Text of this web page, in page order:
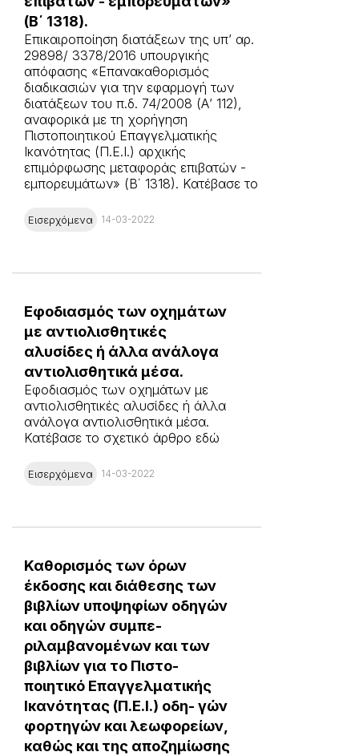
(Β΄ 1318).
Επικαιροποίηση διατάξεων της υπ’ αρ.
29898/ 3378/2016 υπουργικής
απόφασης «Επανακαθορισμός
διαδικασιών για την εφαρμογή των
διατάξεων του π.δ. 74/2008 (Α’ 112),
αναφορικά με τη χορήγηση
Πιστοποιητικού Επαγγελματικής
Ικανότητας (Π.Ε.Ι.) αρχικής
επιμόρφωσης μεταφοράς επιβατών -
εμπορευμάτων» (Β΄ 1318). Κατέβασε το
Εισερχόμενα 14-03-2022
Εφοδιασμός των οχημάτων
με αντιολισθητικές
αλυσίδες ή άλλα ανάλογα
αντιολισθητικά μέσα.
Εφοδιασμός των οχημάτων με
αντιολισθητικές αλυσίδες ή άλλα
ανάλογα αντιολισθητικά μέσα.
Κατέβασε το σχετικό άρθρο εδώ
Εισερχόμενα 14-03-2022
Καθορισμός των όρων
έκδοσης και διάθεσης των
βιβλίων υποψηφίων οδηγών
και οδηγών συμπε-
ριλαμβανομένων και των
βιβλίων για το Πιστο-
ποιητικό Επαγγελματικής
Ικανότητας (Π.Ε.Ι.) οδη- γών
φορτηγών και λεωφορείων,
καθώς και της αποζημίωσης